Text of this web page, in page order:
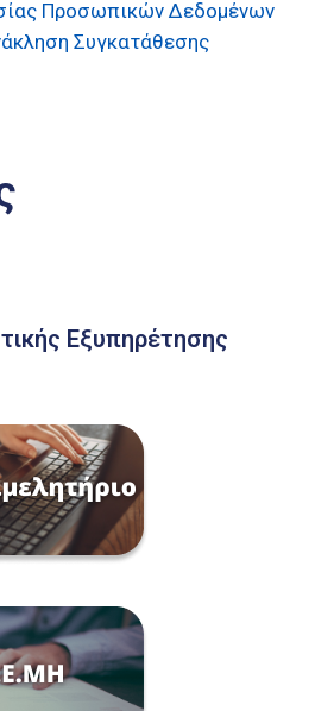
Προσωπικών Δεδομένων
Συγκατάθεσης
Εξυπηρέτησης